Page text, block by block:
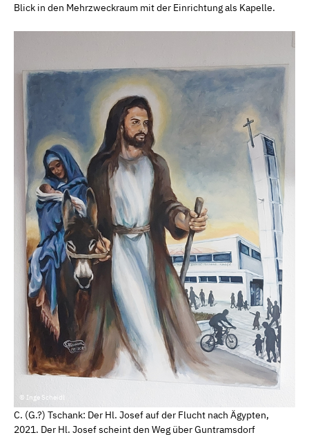
Blick in den Mehrzweckraum mit der Einrichtung als Kapelle.
© Inge Scheidl
C. (G.?) Tschank: Der Hl. Josef auf der Flucht nach Ägypten,
2021. Der Hl. Josef scheint den Weg über Guntramsdorf